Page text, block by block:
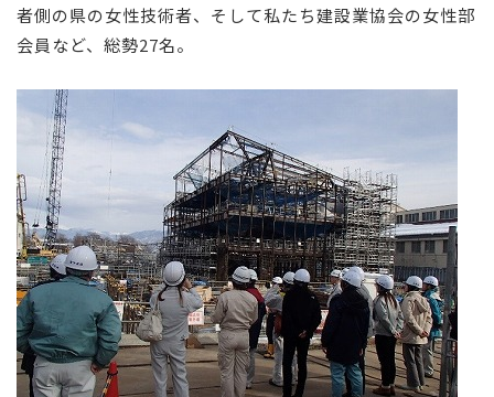
者側の県の女性技術者、そして私たち建設業協会の女性部
会員など、総勢27名。